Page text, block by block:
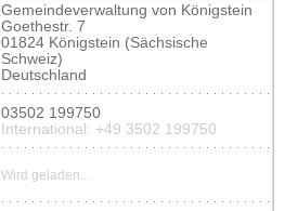
Gemeindeverwaltung von Königstein
Goethestr. 7
01824 Königstein (Sächsische
Schweiz)
Deutschland
03502 199750
International: +49 3502 199750
Wird geladen...